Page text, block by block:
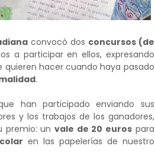
convocó dos concursos (de
a participar en ellos, expresando
quieren hacer cuando haya pasado
.
han participado enviando sus
y los trabajos de los ganadores,
premio: un vale de 20 euros para
en las papelerías de nuestro